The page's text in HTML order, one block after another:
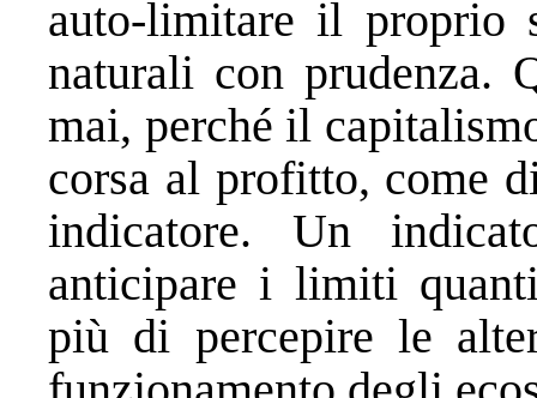
auto-limitare il proprio
naturali con prudenza.
mai, perché il
corsa al profitto, come
indicatore. Un
anticipare i limiti
più di percepire le